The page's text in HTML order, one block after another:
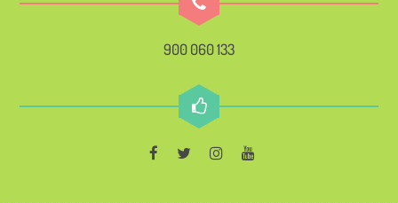
900 060 133